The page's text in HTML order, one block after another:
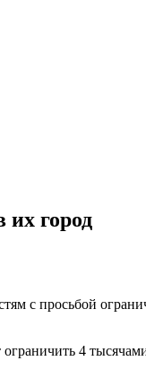
город
с просьбой
4